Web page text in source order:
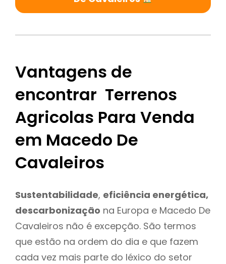
Vantagens de
encontrar Terrenos
Agricolas Para Venda
em Macedo De
Cavaleiros
Sustentabilidade, eficiência energética,
descarbonização na Europa e Macedo De
Cavaleiros não é excepção. São termos
que estão na ordem do dia e que fazem
cada vez mais parte do léxico do setor